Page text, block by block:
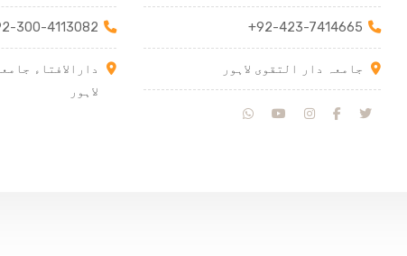
+92-423-7414665
جامعہ دار التقوی لاہور
300-4113082
دارالافتاء
لاہور